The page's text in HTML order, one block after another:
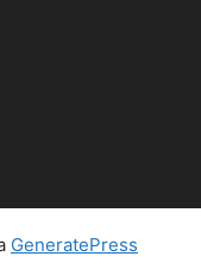
GeneratePress